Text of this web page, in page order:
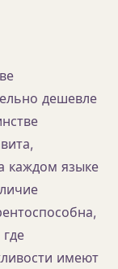
дешевле
каждом языке
имеют